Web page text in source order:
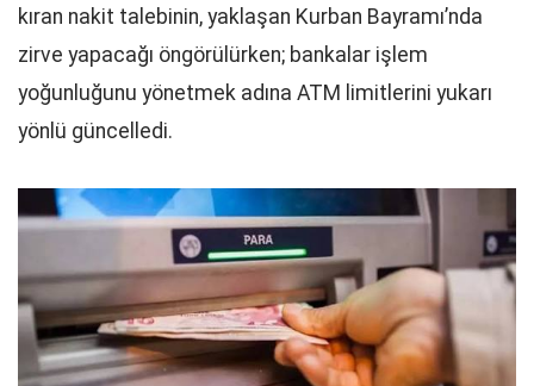
kıran nakit talebinin, yaklaşan Kurban Bayramı’nda
zirve yapacağı öngörülürken; bankalar işlem
yoğunluğunu yönetmek adına ATM limitlerini yukarı
yönlü güncelledi.